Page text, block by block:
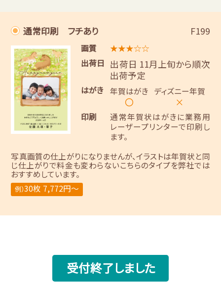
通常印刷 フチあり F199
画質
★★★☆☆
出荷日
出荷日 11月上旬から順次
出荷予定
はがき 年賀はがき
〇
ディズニー年賀
×
印刷
通常年賀状はがきに業務用
レーザープリンターで印刷し
ます。
写真画質の仕上がりになりませんが、イラストは年賀状と同
じ仕上がりで料金も変わらないこちらのタイプを弊社では
おすすめしています。
例）30枚 7,772円～
受付終了しました